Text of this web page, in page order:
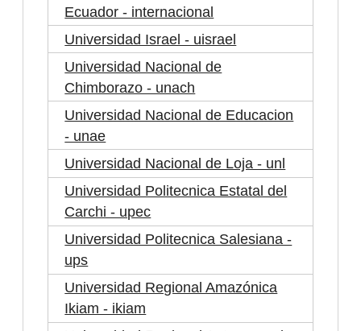
Ecuador - internacional
Universidad Israel - uisrael
Universidad Nacional de
Chimborazo - unach
Universidad Nacional de Educacion
- unae
Universidad Nacional de Loja - unl
Universidad Politecnica Estatal del
Carchi - upec
Universidad Politecnica Salesiana -
ups
Universidad Regional Amazónica
Ikiam - ikiam